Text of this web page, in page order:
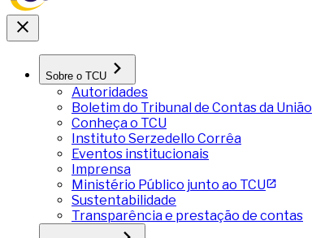
Sobre o TCU
Autoridades
Boletim do Tribunal de Contas da União
Conheça o TCU
Instituto Serzedello Corrêa
Eventos institucionais
Imprensa
Ministério Público junto ao TCU
Sustentabilidade
Transparência e prestação de contas